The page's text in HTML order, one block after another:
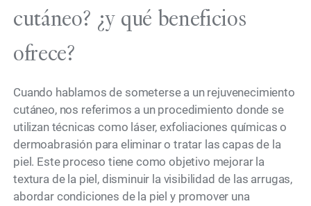
cutáneo? ¿y qué beneficios
ofrece?
Cuando hablamos de someterse a un rejuvenecimiento
cutáneo, nos referimos a un procedimiento donde se
utilizan técnicas como láser, exfoliaciones químicas o
dermoabrasión para eliminar o tratar las capas de la
piel. Este proceso tiene como objetivo mejorar la
textura de la piel, disminuir la visibilidad de las arrugas,
abordar condiciones de la piel y promover una